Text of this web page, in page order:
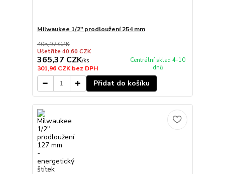
Milwaukee 1/2" prodloužení 254 mm
405,97 CZK
Ušetříte 40,60 CZK
365,37 CZK/ks
301,96 CZKbez DPH
Centrální sklad 4-10
dnů
Přidat do košíku